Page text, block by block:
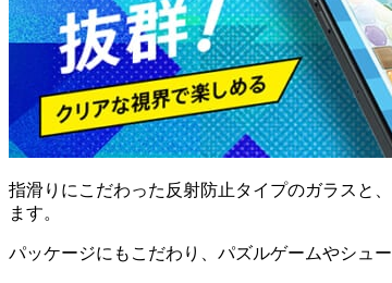
指滑りにこだわった反射防止タイプのガラスと
ます。
パッケージにもこだわり、パズルゲームやシュ